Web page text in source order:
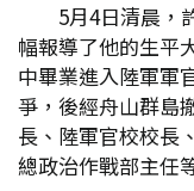
5月4日清晨，
幅報導了他的生平
中畢業進入陸軍軍
爭，後經舟山群島
長、陸軍官校校長
總政治作戰部主任